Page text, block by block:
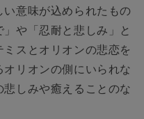
意味が込められたもの
や「忍耐と悲しみ」と
スとオリオンの悲恋を
リオンの側にいられな
悲しみや癒えることのな